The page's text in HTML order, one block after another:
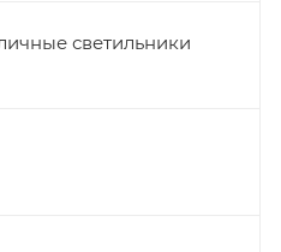
светильники